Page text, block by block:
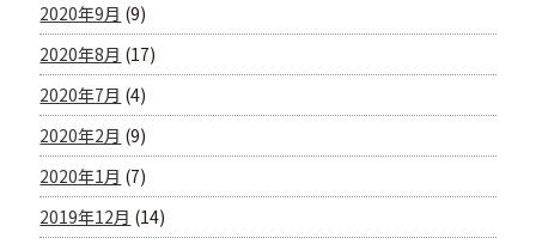
2020年9月 (9)
2020年8月 (17)
2020年7月 (4)
2020年2月 (9)
2020年1月 (7)
2019年12月 (14)